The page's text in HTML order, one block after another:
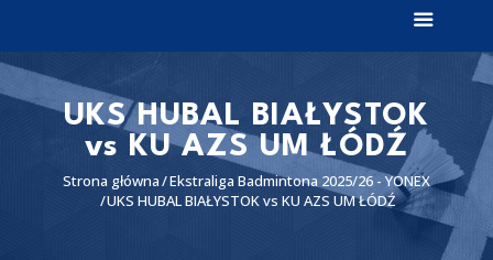
UKS HUBAL BIAŁYSTOK
vs KU AZS UM ŁÓDŹ
Strona główna Ekstraliga Badmintona 2025/26 - YONEX
UKS HUBAL BIAŁYSTOK vs KU AZS UM ŁÓDŹ
Tabela
Wyniki
Terminarz
Partnerzy